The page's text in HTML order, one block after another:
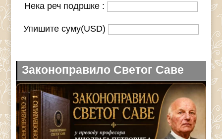
Нека реч подршке :
Упишите суму(USD)
Законоправило Светог Саве